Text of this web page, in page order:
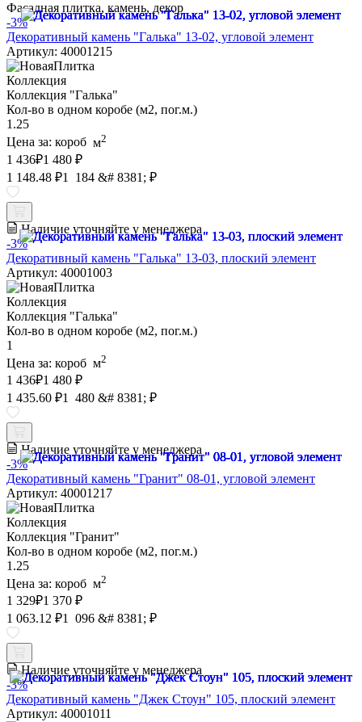
Фасадная плитка, камень, декор
-3%
Декоративный камень "Галька" 13-02, угловой элемент
Артикул: 40001215
Коллекция
Коллекция "Галька"
Кол-во в одном коробе (м2, пог.м.)
1.25
Цена за: короб м2
1 436₽1 480 ₽
1 148.48 ₽1 184 &# 8381; ₽
Наличие уточняйте у менеджера
-3%
Декоративный камень "Галька" 13-03, плоский элемент
Артикул: 40001003
Коллекция
Коллекция "Галька"
Кол-во в одном коробе (м2, пог.м.)
1
Цена за: короб м2
1 436₽1 480 ₽
1 435.60 ₽1 480 &# 8381; ₽
Наличие уточняйте у менеджера
-3%
Декоративный камень "Гранит" 08-01, угловой элемент
Артикул: 40001217
Коллекция
Коллекция "Гранит"
Кол-во в одном коробе (м2, пог.м.)
1.25
Цена за: короб м2
1 329₽1 370 ₽
1 063.12 ₽1 096 &# 8381; ₽
Наличие уточняйте у менеджера
-3%
Декоративный камень "Джек Стоун" 105, плоский элемент
Артикул: 40001011